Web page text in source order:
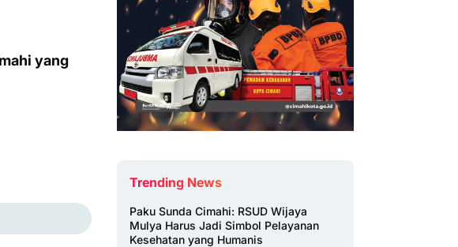
yang
Trending News
Paku Sunda Cimahi: RSUD Wijaya
Mulya Harus Jadi Simbol Pelayanan
Kesehatan yang Humanis